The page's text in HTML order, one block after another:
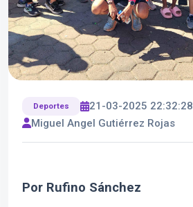
Deportes
21-03-2025 22:32:28
Miguel Angel Gutiérrez Rojas
Por Rufino Sánchez